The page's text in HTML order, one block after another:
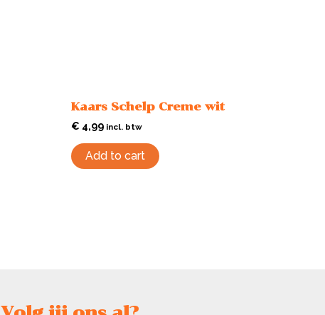
Kaars Schelp Creme wit
€ 4,99 incl. btw
Add to cart